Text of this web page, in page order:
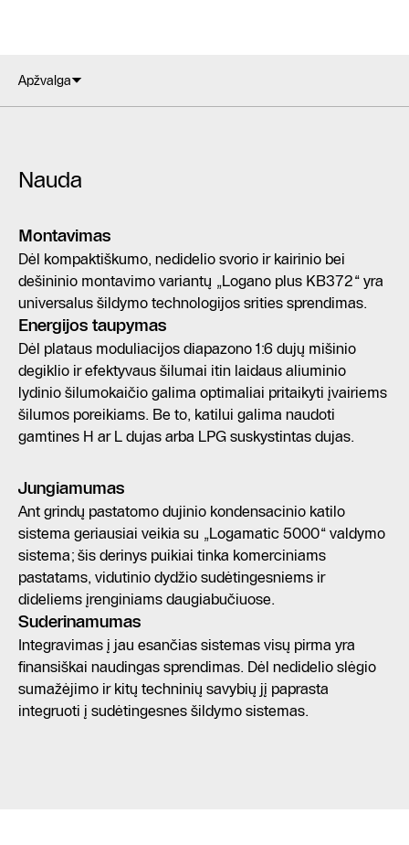
Apžvalga
Nauda
Montavimas
Dėl kompaktiškumo, nedidelio svorio ir kairinio bei
dešininio montavimo variantų „Logano plus KB372“ yra
universalus šildymo technologijos srities sprendimas.
Energijos taupymas
Dėl plataus moduliacijos diapazono 1:6 dujų mišinio
degiklio ir efektyvaus šilumai itin laidaus aliuminio
lydinio šilumokaičio galima optimaliai pritaikyti įvairiems
šilumos poreikiams. Be to, katilui galima naudoti
gamtines H ar L dujas arba LPG suskystintas dujas.
Jungiamumas
Ant grindų pastatomo dujinio kondensacinio katilo
sistema geriausiai veikia su „Logamatic 5000“ valdymo
sistema; šis derinys puikiai tinka komerciniams
pastatams, vidutinio dydžio sudėtingesniems ir
dideliems įrenginiams daugiabučiuose.
Suderinamumas
Integravimas į jau esančias sistemas visų pirma yra
finansiškai naudingas sprendimas. Dėl nedidelio slėgio
sumažėjimo ir kitų techninių savybių jį paprasta
integruoti į sudėtingesnes šildymo sistemas.